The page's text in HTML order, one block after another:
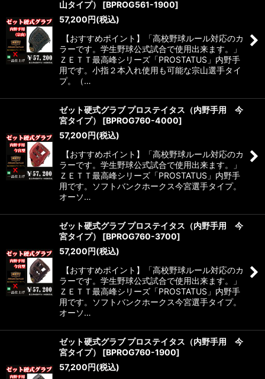
山タイプ）
[BPROG561-1900]
57,200円(税込)
【おすすめポイント】「高校野球ルール対応のカ
ラーです。学生野球公式試合で使用出来ます。」
ＺＥＴＴ最高峰シリーズ「PROSTATUS」内野手
用です。小指２本入れ使用も可能な宗山選手タイ
プ。（…
ゼット硬式グラブ プロステイタス（内野手用 今
宮タイプ）
[BPROG760-4000]
57,200円(税込)
【おすすめポイント】「高校野球ルール対応のカ
ラーです。学生野球公式試合で使用出来ます。」
ＺＥＴＴ最高峰シリーズ「PROSTATUS」内野手
用です。ソフトバンクホークス今宮選手タイプ。
オーソ…
ゼット硬式グラブ プロステイタス（内野手用 今
宮タイプ）
[BPROG760-3700]
57,200円(税込)
【おすすめポイント】「高校野球ルール対応のカ
ラーです。学生野球公式試合で使用出来ます。」
ＺＥＴＴ最高峰シリーズ「PROSTATUS」内野手
用です。ソフトバンクホークス今宮選手タイプ。
オーソ…
ゼット硬式グラブ プロステイタス（内野手用 今
宮タイプ）
[BPROG760-1900]
57,200円(税込)